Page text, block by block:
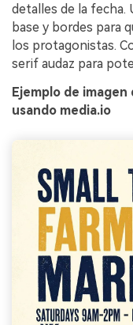
detalles de la fecha.
base y bordes para
los protagonistas.
serif audaz para
Ejemplo de
usando media.io